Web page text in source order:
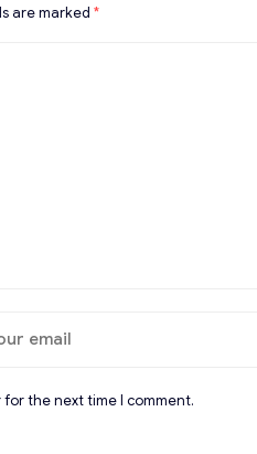
are marked *
for the next time I comment.